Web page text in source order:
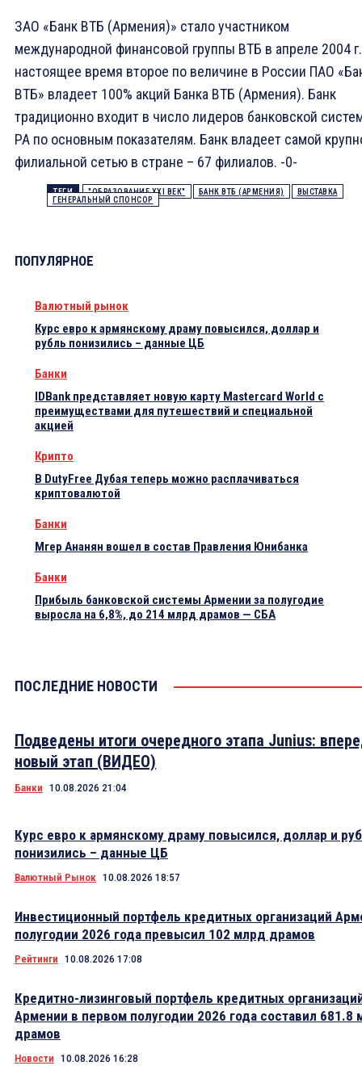
ЗАО «Банк ВТБ (Армения)» стало участником
международной финансовой группы ВТБ в апреле 2004
настоящее время второе по величине в России ПАО
ВТБ» владеет 100% акций Банка ВТБ (Армения). Банк
традиционно входит в число лидеров банковской
РА по основным показателям. Банк владеет самой
филиальной сетью в стране – 67 филиалов. -0-
ТЕГИ "ОБРАЗОВАНИЕ XXI ВЕК" БАНК ВТБ (АРМЕНИЯ)
ВЫСТАВКА
ГЕНЕРАЛЬНЫЙ СПОНСОР
ПОПУЛЯРНОЕ
Валютный рынок
Курс евро к армянскому драму повысился, доллар и
рубль понизились – данные ЦБ
Банки
IDBank представляет новую карту Mastercard World с
преимуществами для путешествий и специальной
акцией
Крипто
В DutyFree Дубая теперь можно расплачиваться
криптовалютой
Банки
Мгер Ананян вошел в состав Правления Юнибанка
Банки
Прибыль банковской системы Армении за полугодие
выросла на 6,8%, до 214 млрд драмов — СБА
ПОСЛЕДНИЕ НОВОСТИ
Подведены итоги очередного этапа Junius:
новый этап (ВИДЕО)
Банки 10.08.2026 21:04
Курс евро к армянскому драму повысился, доллар и
понизились – данные ЦБ
Валютный Рынок 10.08.2026 18:57
Инвестиционный портфель кредитных организаций
полугодии 2026 года превысил 102 млрд драмов
Рейтинги 10.08.2026 17:08
Кредитно-лизинговый портфель кредитных
Армении в первом полугодии 2026 года составил 681.8
драмов
Новости 10.08.2026 16:28